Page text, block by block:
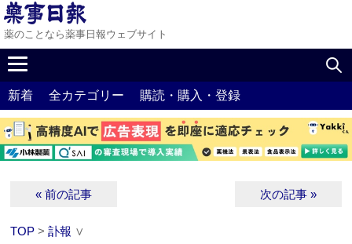
薬のことなら薬事日報ウェブサイト
新着 全カテゴリー 購読・購入・登録
« 前の記事 次の記事 »
TOP >訃報 ∨